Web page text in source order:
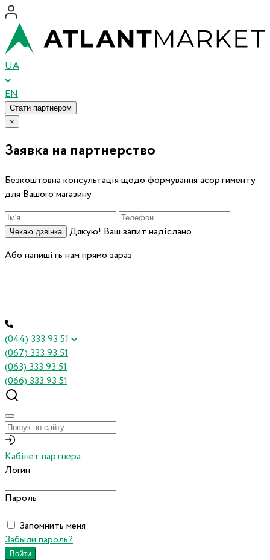
UA
EN
Стати партнером
×
Заявка на партнерство
Безкоштовна консультація щодо формування асортименту
для Вашого магазину
Чекаю дзвінка
Дякую! Ваш запит надіслано.
Або напишіть нам прямо зараз
(044) 333 93 51
(067) 333 93 51
(063) 333 93 51
(066) 333 93 51
Кабінет партнера
Логин
Пароль
Запомнить меня
Забыли пароль?